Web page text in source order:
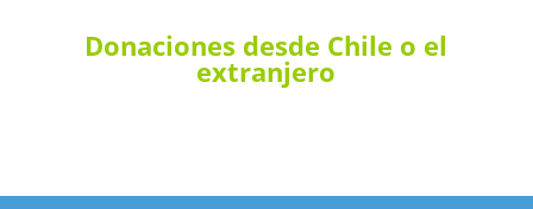
Donaciones desde Chile o el
extranjero